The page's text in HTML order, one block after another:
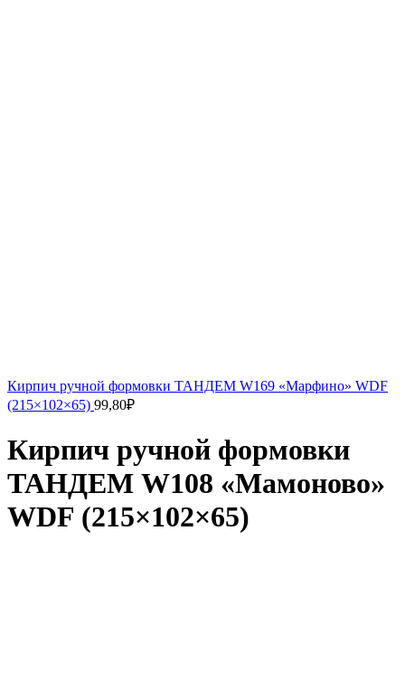
Кирпич ручной формовки ТАНДЕМ W169 «Марфино» WDF
(215×102×65) 99,80₽
Кирпич ручной формовки
ТАНДЕМ W108 «Мамоново»
WDF (215×102×65)